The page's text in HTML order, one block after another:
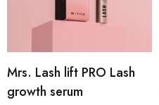
Mrs. Lash lift PRO Lash
growth serum